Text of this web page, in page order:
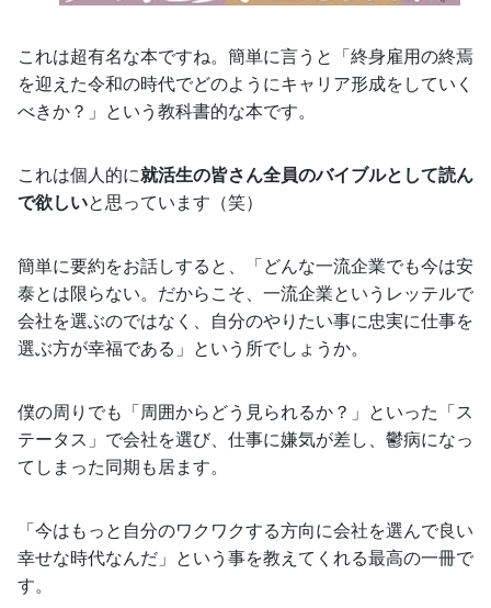
これは超有名な本ですね。簡単に言うと「終身雇用の終焉
を迎えた令和の時代でどのようにキャリア形成をしていく
べきか？」という教科書的な本です。
これは個人的に就活生の皆さん全員のバイブルとして読ん
で欲しいと思っています（笑）
簡単に要約をお話しすると、「どんな一流企業でも今は安
泰とは限らない。だからこそ、一流企業というレッテルで
会社を選ぶのではなく、自分のやりたい事に忠実に仕事を
選ぶ方が幸福である」という所でしょうか。
僕の周りでも「周囲からどう見られるか？」といった「ス
テータス」で会社を選び、仕事に嫌気が差し、鬱病になっ
てしまった同期も居ます。
「今はもっと自分のワクワクする方向に会社を選んで良い
幸せな時代なんだ」という事を教えてくれる最高の一冊で
す。